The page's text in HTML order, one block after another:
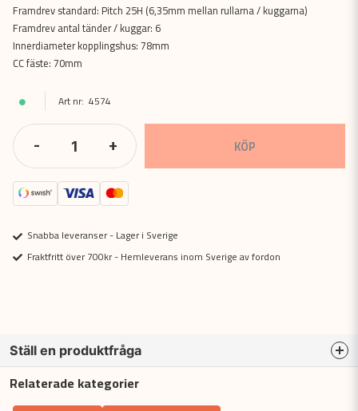
Framdrev standard: Pitch 25H (6,35mm mellan rullarna / kuggarna)
Framdrev antal tänder / kuggar: 6
Innerdiameter kopplingshus: 78mm
CC fäste: 70mm
4574
- + KÖP
Snabba leveranser - Lager i Sverige
Fraktfritt över 700kr - Hemleverans inom Sverige av fordon
Ställ en produktfråga
question
Fråga oss något om denna produkten...
Relaterade kategorier